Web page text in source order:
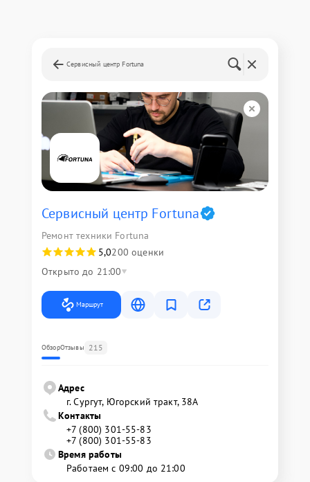
Сервисный центр Fortuna
Сервисный центр Fortuna
Ремонт техники Fortuna
5,0200 оценки
Открыто до 21:00
Маршрут
ОбзорОтзывы 215
Адрес
г. Сургут, Югорский тракт, 38А
Контакты
+7 (800) 301-55-83
+7 (800) 301-55-83
Время работы
Работаем с 09:00 до 21:00